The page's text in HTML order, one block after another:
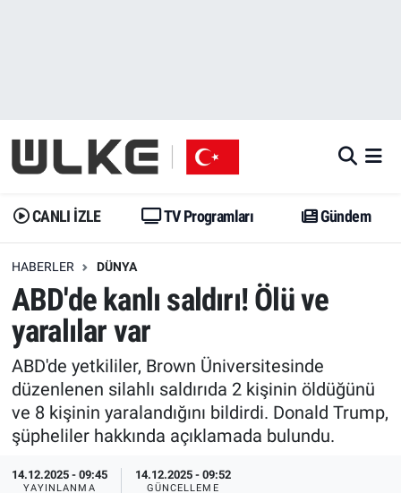
CANLI İZLE TV Programları Gündem
HABERLER DÜNYA
ABD'de kanlı saldırı! Ölü ve
yaralılar var
ABD'de yetkililer, Brown Üniversitesinde
düzenlenen silahlı saldırıda 2 kişinin öldüğünü
ve 8 kişinin yaralandığını bildirdi. Donald Trump,
şüpheliler hakkında açıklamada bulundu.
14.12.2025 - 09:45
YAYINLANMA
14.12.2025 - 09:52
GÜNCELLEME
Gündem
Dünya
Erişim Bilgileri
Ekonomi
Trend
Özel Haberler
Yazarlar
Gündem
Trend
Erişim Bilgileri
Spor
Ekonomi
Dünya
Medya
İstanbul Namaz Vakitleri
Trafik Durumu
Erişim Bilgileri
Tüm Manşetler
Son Dakika Haberleri
Haber Arşivi